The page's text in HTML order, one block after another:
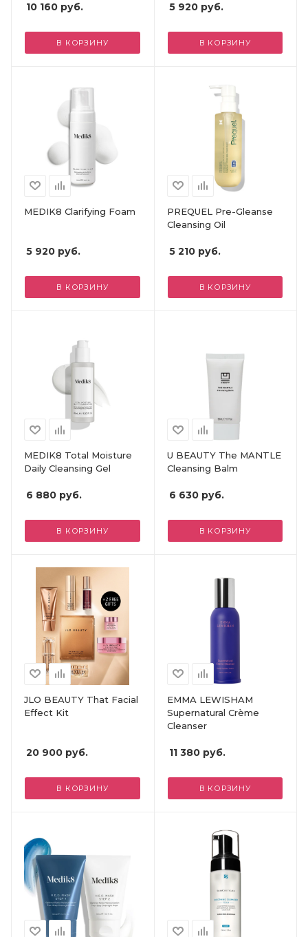
10 160 руб.
В КОРЗИНУ
5 920руб.
В КОРЗИНУ
MEDIK8 Clarifying Foam
5 920 руб.
В КОРЗИНУ
PREQUEL Pre-Gleanse
Cleansing Oil
5 210руб.
В КОРЗИНУ
MEDIK8 Total Moisture
Daily Cleansing Gel
6 880 руб.
В КОРЗИНУ
U BEAUTY The MANTLE
Cleansing Balm
6 630руб.
В КОРЗИНУ
JLO BEAUTY That Facial
Effect Kit
20 900 руб.
В КОРЗИНУ
EMMA LEWISHAM
Supernatural Crème
Cleanser
11 380руб.
В КОРЗИНУ